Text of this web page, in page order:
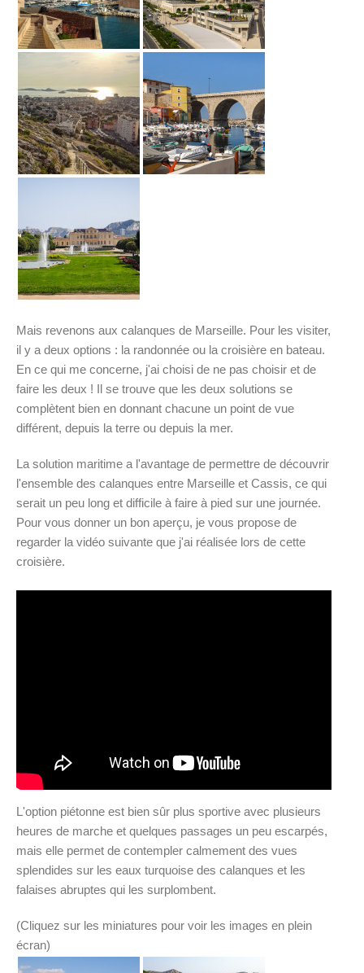
Mais revenons aux calanques de Marseille. Pour les visiter,
il y a deux options : la randonnée ou la croisière en bateau.
En ce qui me concerne, j'ai choisi de ne pas choisir et de
faire les deux ! Il se trouve que les deux solutions se
complètent bien en donnant chacune un point de vue
différent, depuis la terre ou depuis la mer.
La solution maritime a l'avantage de permettre de découvrir
l'ensemble des calanques entre Marseille et Cassis, ce qui
serait un peu long et difficile à faire à pied sur une journée.
Pour vous donner un bon aperçu, je vous propose de
regarder la vidéo suivante que j'ai réalisée lors de cette
croisière.
L'option piétonne est bien sûr plus sportive avec plusieurs
heures de marche et quelques passages un peu escarpés,
mais elle permet de contempler calmement des vues
splendides sur les eaux turquoise des calanques et les
falaises abruptes qui les surplombent.